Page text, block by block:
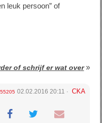
leuk persoon” of
of schrijf er wat over»
02.02.2016 20:11 CKA